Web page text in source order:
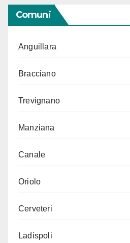
Comuni
Anguillara
Bracciano
Trevignano
Manziana
Canale
Oriolo
Cerveteri
Ladispoli